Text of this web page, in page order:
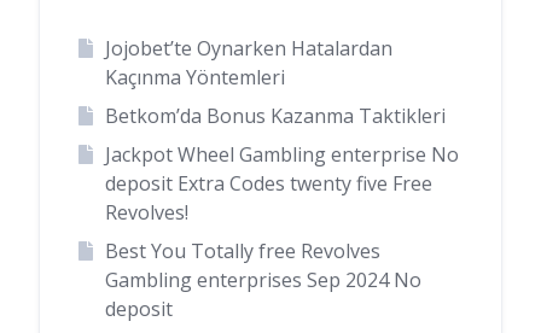
Jojobet’te Oynarken Hatalardan
Kaçınma Yöntemleri
Betkom’da Bonus Kazanma Taktikleri
Jackpot Wheel Gambling enterprise No
deposit Extra Codes twenty five Free
Revolves!
Best You Totally free Revolves
Gambling enterprises Sep 2024 No
deposit